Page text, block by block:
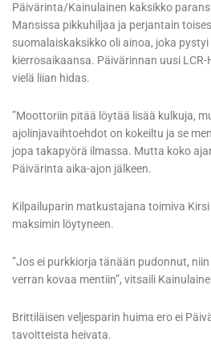
Päivärinta/Kainulainen kaksikko
Mansissa pikkuhiljaa ja perjantain
suomalaiskaksikko oli ainoa, joka
kierrosaikaansa. Päivärinnan uusi
vielä liian hidas.
”Moottoriin pitää löytää lisää kulkuja,
ajolinjavaihtoehdot on kokeiltu ja se
jopa takapyörä ilmassa. Mutta koko
Päivärinta aika-ajon jälkeen.
Kilpailuparin matkustajana toimiva
maksimin löytyneen.
”Jos ei purkkiorja tänään pudonnut,
verran kovaa mentiin”, vitsaili
Brittiläisen veljesparin huima ero ei
tavoitteista heivata.